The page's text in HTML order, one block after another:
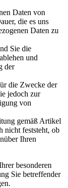
Daten von
die es uns
Daten zu
Sie die
und
der
die Zwecke der
jedoch zur
von
gemäß Artikel
nicht feststeht, ob
Ihren
besonderen
Sie betreffender